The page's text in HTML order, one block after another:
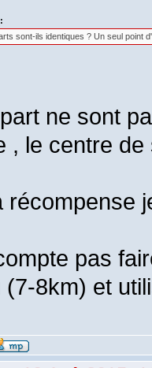
sont-ils identiques ? Un seul point
ne sont
, le centre de
récompense
pas
(7-8km) et